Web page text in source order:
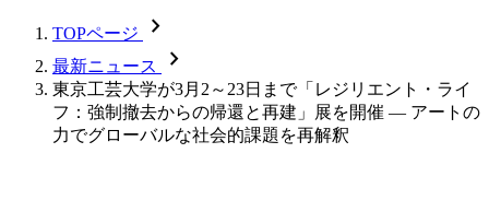
TOPページ chevron_forward
最新ニュース chevron_forward
東京工芸大学が3月2～23日まで「レジリエント・ライ
フ：強制撤去からの帰還と再建」展を開催 ― アートの
力でグローバルな社会的課題を再解釈